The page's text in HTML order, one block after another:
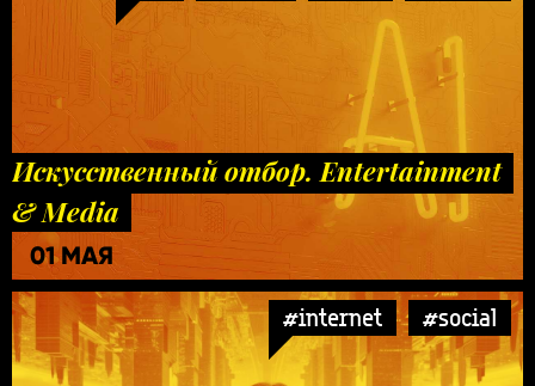
Искусственный отбор. Entertainment
& Media
01 МАЯ
#internet #social